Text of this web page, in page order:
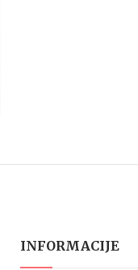
INFORMACIJE